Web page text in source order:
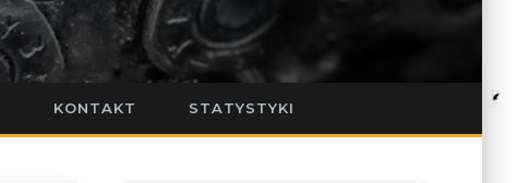
KONTAKT STATYSTYKI